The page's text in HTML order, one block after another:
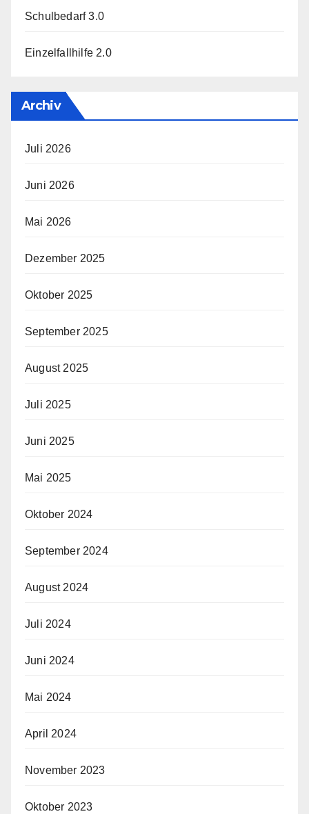
Schulbedarf 3.0
Einzelfallhilfe 2.0
Archiv
Juli 2026
Juni 2026
Mai 2026
Dezember 2025
Oktober 2025
September 2025
August 2025
Juli 2025
Juni 2025
Mai 2025
Oktober 2024
September 2024
August 2024
Juli 2024
Juni 2024
Mai 2024
April 2024
November 2023
Oktober 2023